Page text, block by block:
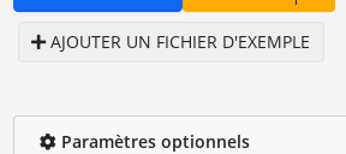
AJOUTER UN FICHIER D'EXEMPLE
Paramètres optionnels